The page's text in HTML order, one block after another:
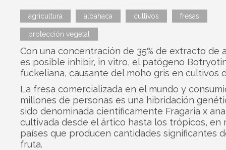
agricultura albahaca cultivos fresas
protección vegetal
Con una concentración de 35% de extracto de
es posible inhibir, in vitro, el patógeno
fuckeliana, causante del moho gris en cultivos
La fresa comercializada en el mundo y
millones de personas es una hibridación
sido denominada científicamente Fragaria x
cultivada desde el ártico hasta los trópicos, en
países que producen cantidades significantes
fruta.